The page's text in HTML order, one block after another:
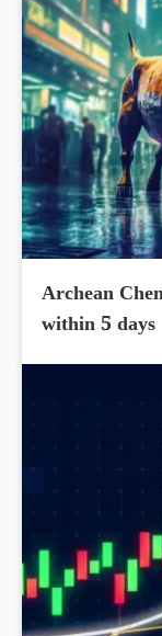
Archean
within 5 days